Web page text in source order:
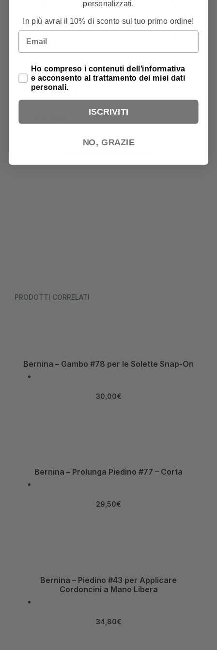
2 0%
Scrivi una recensione
Recensioni
PRODOTTI CORRELATI
Bernina – Gambo #78 per le Solette Snap-On
30,00€
Bernina – Prolunga Piedino #77 – Corta
29,50€
Bernina – Piedino #43 per Applicare
Cordoncini a Mano Libera
34,80€
personalizzati.
In più avrai il 10% di sconto sul tuo primo ordine!
Email
Privacy Policy
Ho compreso i contenuti dell'informativa
e acconsento al trattamento dei miei dati
personali.
ISCRIVITI
NO, GRAZIE